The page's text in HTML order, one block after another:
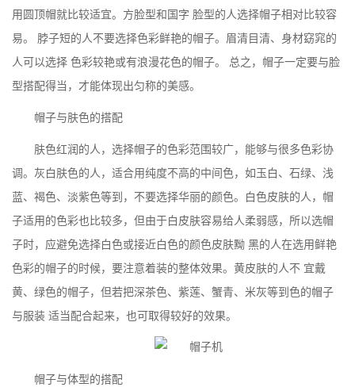
用圆顶帽就比较适宜。方脸型和国字 脸型的人选择帽子相对比较容
易。 脖子短的人不要选择色彩鲜艳的帽子。眉清目清、身材窈窕的
人可以选择 色彩较艳或有浪漫花色的帽子。 总之，帽子一定要与脸
型搭配得当，才能体现出匀称的美感。
帽子与肤色的搭配
肤色红润的人，选择帽子的色彩范围较广，能够与很多色彩协
调。灰白肤色的人，适合用纯度不高的中间色，如玉白、石绿、浅
蓝、褐色、淡紫色等到，不要选择华丽的颜色。白色皮肤的人，帽
子适用的色彩也比较多，但由于白皮肤容易给人柔弱感，所以选帽
子时，应避免选择白色或接近白色的颜色皮肤黝 黑的人在选用鲜艳
色彩的帽子的时候，要注意着装的整体效果。黄皮肤的人不 宜戴
黄、绿色的帽子，但若把深茶色、紫莲、蟹青、米灰等到色的帽子
与服装 适当配合起来，也可取得较好的效果。
帽子与体型的搭配